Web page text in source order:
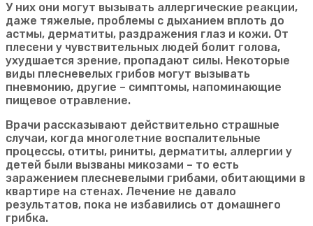
У них они могут вызывать аллергические реакции,
даже тяжелые, проблемы с дыханием вплоть до
астмы, дерматиты, раздражения глаз и кожи. От
плесени у чувствительных людей болит голова,
ухудшается зрение, пропадают силы. Некоторые
виды плесневелых грибов могут вызывать
пневмонию, другие – симптомы, напоминающие
пищевое отравление.
Врачи рассказывают действительно страшные
случаи, когда многолетние воспалительные
процессы, отиты, риниты, дерматиты, аллергии у
детей были вызваны микозами – то есть
заражением плесневелыми грибами, обитающими в
квартире на стенах. Лечение не давало
результатов, пока не избавились от домашнего
грибка.